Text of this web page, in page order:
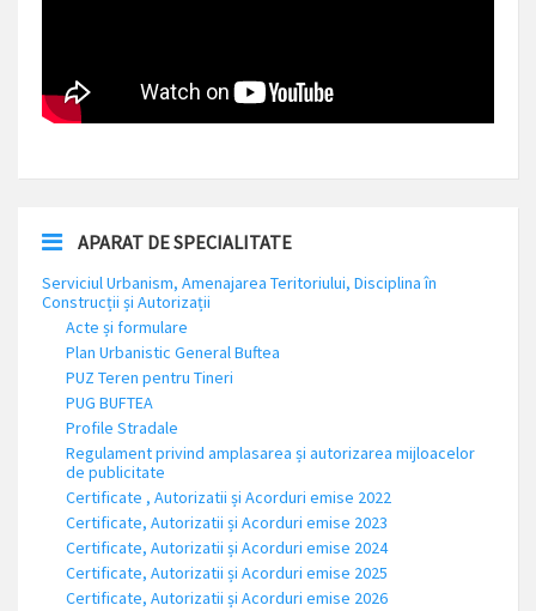
APARAT DE SPECIALITATE
Serviciul Urbanism, Amenajarea Teritoriului, Disciplina în
Construcții și Autorizații
Acte și formulare
Plan Urbanistic General Buftea
PUZ Teren pentru Tineri
PUG BUFTEA
Profile Stradale
Regulament privind amplasarea și autorizarea mijloacelor
de publicitate
Certificate , Autorizatii și Acorduri emise 2022
Certificate, Autorizatii și Acorduri emise 2023
Certificate, Autorizatii și Acorduri emise 2024
Certificate, Autorizatii și Acorduri emise 2025
Certificate, Autorizatii și Acorduri emise 2026